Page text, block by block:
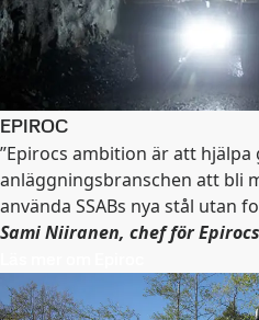
EPIROC
”Epirocs ambition är att hjälpa
anläggningsbranschen att bli
använda SSABs nya stål utan
Sami Niiranen, chef för